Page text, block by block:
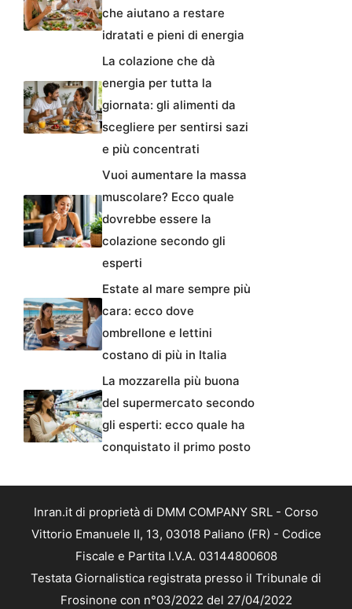
che aiutano a restare
idratati e pieni di energia
La colazione che dà
energia per tutta la
giornata: gli alimenti da
scegliere per sentirsi sazi
e più concentrati
Vuoi aumentare la massa
muscolare? Ecco quale
dovrebbe essere la
colazione secondo gli
esperti
Estate al mare sempre più
cara: ecco dove
ombrellone e lettini
costano di più in Italia
La mozzarella più buona
del supermercato secondo
gli esperti: ecco quale ha
conquistato il primo posto
Inran.it di proprietà di DMM COMPANY SRL - Corso
Vittorio Emanuele II, 13, 03018 Paliano (FR) - Codice
Fiscale e Partita I.V.A. 03144800608
Testata Giornalistica registrata presso il Tribunale di
Frosinone con n°03/2022 del 27/04/2022